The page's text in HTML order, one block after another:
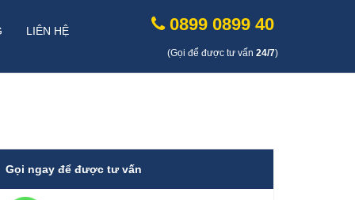
LIÊN HỆ 0899 0899 40
(Gọi để được tư vấn 24/7)
Gọi ngay để được tư vấn